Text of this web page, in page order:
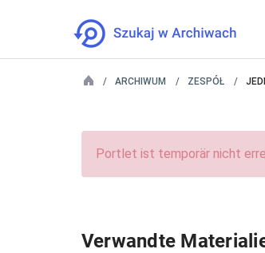
ARCHIWUM ZESPÓŁ
Portlet ist temporär nicht
Verwandte